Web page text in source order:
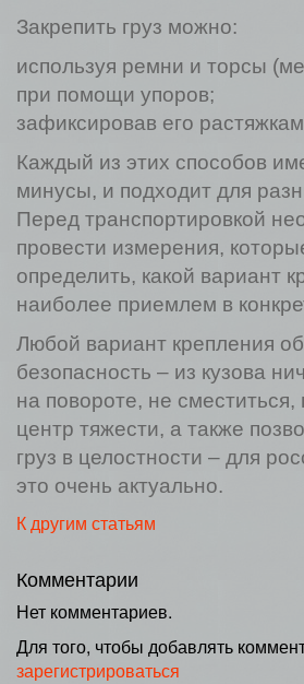
Закрепить груз можно:
используя ремни и торсы
при помощи упоров;
зафиксировав его
Каждый из этих способов
минусы, и подходит для
Перед транспортировкой
провести измерения,
определить, какой вариант
наиболее приемлем в
Любой вариант крепления
безопасность – из кузова
на повороте, не сместиться,
центр тяжести, а также
груз в целостности – для
это очень актуально.
К другим статьям
Комментарии
Нет комментариев.
Для того, чтобы добавлять
зарегистрироваться